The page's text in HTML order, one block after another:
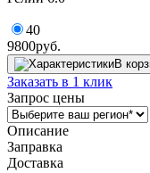
40
9800руб.
В
Заказать в 1 клик
Запрос цены
Описание
Заправка
Доставка